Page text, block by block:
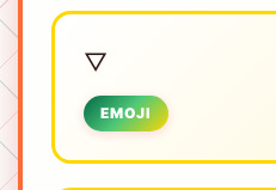
▽
EMOJI